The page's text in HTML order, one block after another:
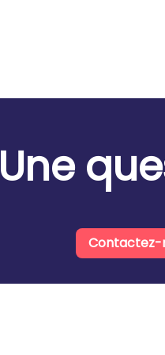
Une
Contactez-